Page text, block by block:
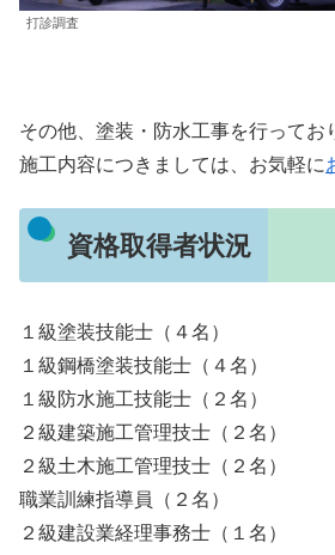
打診調査
その他、塗装・防水工事を行ってお
施工内容につきましては、お気軽に
資格取得者状況
１級塗装技能士（４名）
１級鋼橋塗装技能士（４名）
１級防水施工技能士（２名）
２級建築施工管理技士（２名）
２級土木施工管理技士（２名）
職業訓練指導員（２名）
２級建設業経理事務士（１名）